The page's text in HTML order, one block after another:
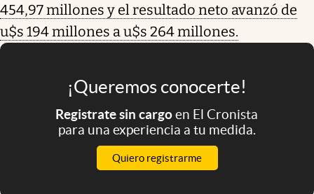
454,97 millones y el resultado neto avanzó de
u$s 194 millones a u$s 264 millones.
¡Queremos conocerte!
Registrate sin cargoen El Cronista
para una experiencia a tu medida.
Quiero registrarme